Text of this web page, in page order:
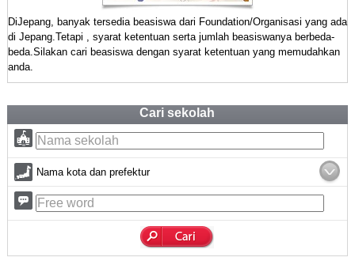
DiJepang, banyak tersedia beasiswa dari Foundation/Organisasi yang ada
di Jepang.Tetapi , syarat ketentuan serta jumlah beasiswanya berbeda-
beda.Silakan cari beasiswa dengan syarat ketentuan yang memudahkan
anda.
Cari sekolah
Nama kota dan prefektur